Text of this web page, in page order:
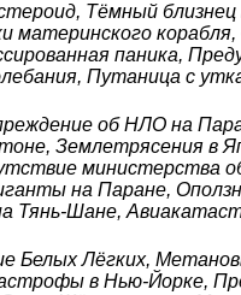
Тёмный
материнского
паника,
Путаница с
об НЛО на
Землетрясения в
министерства
на Паране,
Тянь-Шане,
Белых Лёгких,
в Нью-Йорке,